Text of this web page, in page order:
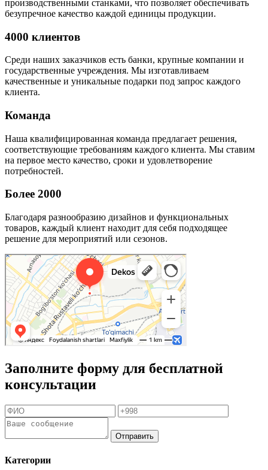
производственными станками, что позволяет обеспечивать
безупречное качество каждой единицы продукции.
4000 клиентов
Среди наших заказчиков есть банки, крупные компании и
государственные учреждения. Мы изготавливаем
качественные и уникальные подарки под запрос каждого
клиента.
Команда
Наша квалифицированная команда предлагает решения,
соответствующие требованиям каждого клиента. Мы ставим
на первое место качество, сроки и удовлетворение
потребностей.
Более 2000
Благодаря разнообразию дизайнов и функциональных
товаров, каждый клиент находит для себя подходящее
решение для мероприятий или сезонов.
Заполните форму для бесплатной
консультации
Отправить
Категории